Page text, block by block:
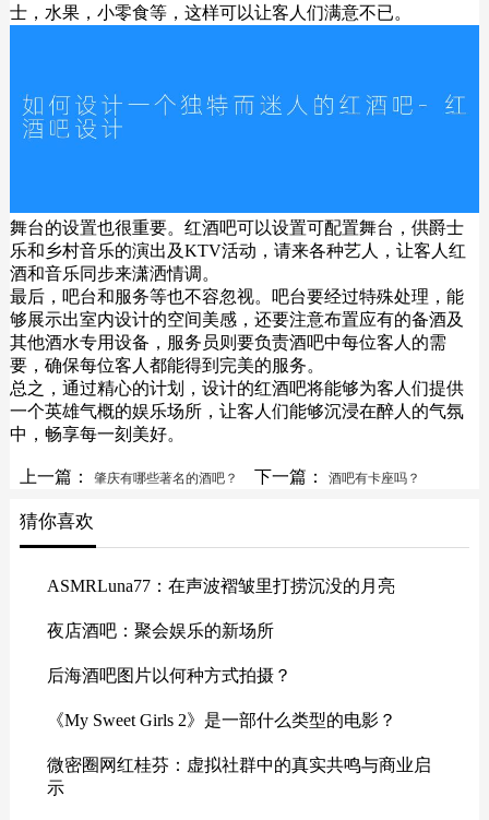
士，水果，小零食等，这样可以让客人们满意不已。
舞台的设置也很重要。红酒吧可以设置可配置舞台，供爵士
乐和乡村音乐的演出及KTV活动，请来各种艺人，让客人红
酒和音乐同步来潇洒情调。
最后，吧台和服务等也不容忽视。吧台要经过特殊处理，能
够展示出室内设计的空间美感，还要注意布置应有的备酒及
其他酒水专用设备，服务员则要负责酒吧中每位客人的需
要，确保每位客人都能得到完美的服务。
总之，通过精心的计划，设计的红酒吧将能够为客人们提供
一个英雄气概的娱乐场所，让客人们能够沉浸在醉人的气氛
中，畅享每一刻美好。
上一篇： 肇庆有哪些著名的酒吧？ 下一篇： 酒吧有卡座吗？
猜你喜欢
ASMRLuna77：在声波褶皱里打捞沉没的月亮
夜店酒吧：聚会娱乐的新场所
后海酒吧图片以何种方式拍摄？
《My Sweet Girls 2》是一部什么类型的电影？
微密圈网红桂芬：虚拟社群中的真实共鸣与商业启
示